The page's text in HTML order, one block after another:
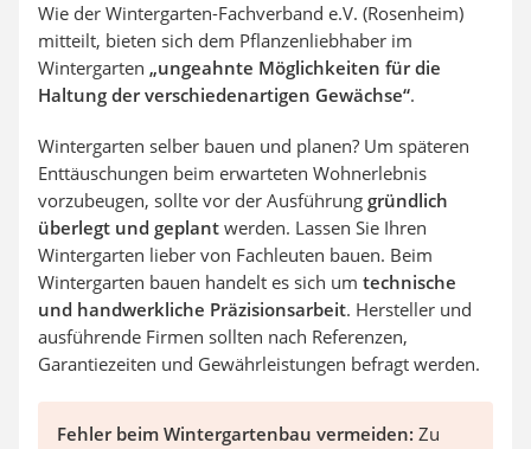
Wie der Wintergarten-Fachverband e.V. (Rosenheim)
mitteilt, bieten sich dem Pflanzenliebhaber im
Wintergarten „ungeahnte Möglichkeiten für die
Haltung der verschiedenartigen Gewächse“.
Wintergarten selber bauen und planen? Um späteren
Enttäuschungen beim erwarteten Wohnerlebnis
vorzubeugen, sollte vor der Ausführung gründlich
überlegt und geplant werden. Lassen Sie Ihren
Wintergarten lieber von Fachleuten bauen. Beim
Wintergarten bauen handelt es sich um technische
und handwerkliche Präzisionsarbeit. Hersteller und
ausführende Firmen sollten nach Referenzen,
Garantiezeiten und Gewährleistungen befragt werden.
Fehler beim Wintergartenbau vermeiden: Zu